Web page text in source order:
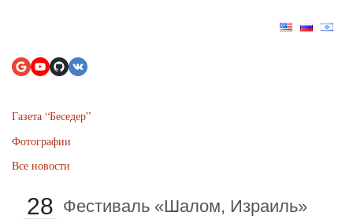
Газета “Беседер”
Фотографии
Все новости
28 Фестиваль «Шалом, Израиль»